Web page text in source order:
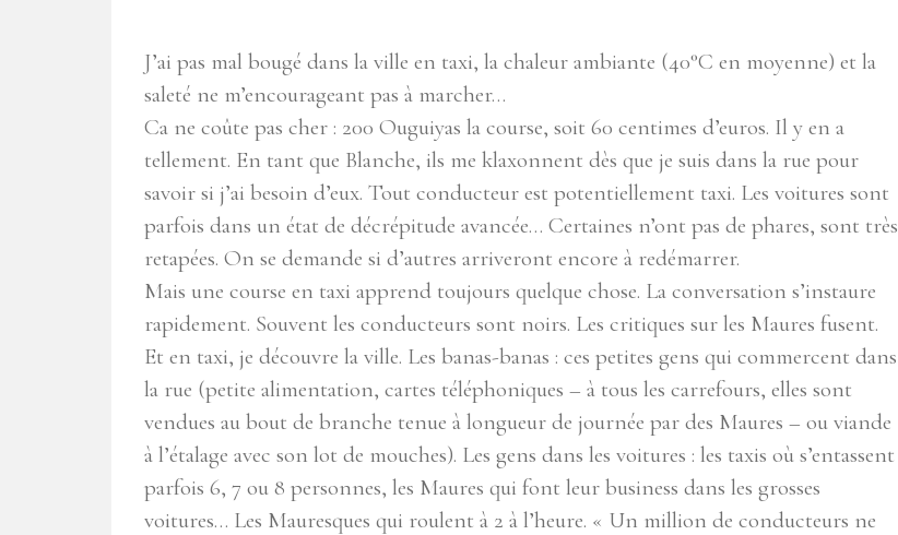
J’ai pas mal bougé dans la ville en taxi, la chaleur ambiante (40°C en moyenne) et la
saleté ne m’encourageant pas à marcher…
Ca ne coûte pas cher : 200 Ouguiyas la course, soit 60 centimes d’euros. Il y en a
tellement. En tant que Blanche, ils me klaxonnent dès que je suis dans la rue pour
savoir si j’ai besoin d’eux. Tout conducteur est potentiellement taxi. Les voitures sont
parfois dans un état de décrépitude avancée… Certaines n’ont pas de phares, sont très
retapées. On se demande si d’autres arriveront encore à redémarrer.
Mais une course en taxi apprend toujours quelque chose. La conversation s’instaure
rapidement. Souvent les conducteurs sont noirs. Les critiques sur les Maures fusent.
Et en taxi, je découvre la ville. Les banas-banas : ces petites gens qui commercent dans
la rue (petite alimentation, cartes téléphoniques – à tous les carrefours, elles sont
vendues au bout de branche tenue à longueur de journée par des Maures – ou viande
à l’étalage avec son lot de mouches). Les gens dans les voitures : les taxis où s’entassent
parfois 6, 7 ou 8 personnes, les Maures qui font leur business dans les grosses
voitures… Les Mauresques qui roulent à 2 à l’heure. « Un million de conducteurs ne